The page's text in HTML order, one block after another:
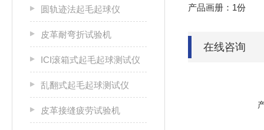
圆轨迹法起毛起球仪
皮革耐弯折试验机
ICI滚箱式起毛起球测试仪
乱翻式起毛起球测试仪
皮革接缝疲劳试验机
产品画册：1份
在线咨询